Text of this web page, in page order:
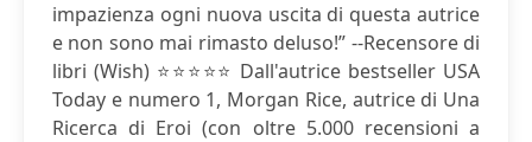
impazienza ogni nuova uscita di questa autrice
e non sono mai rimasto deluso!” --Recensore di
libri (Wish) ⭐⭐⭐⭐⭐ Dall'autrice bestseller USA
Today e numero 1, Morgan Rice, autrice di Una
Ricerca di Eroi (con oltre 5.000 recensioni a